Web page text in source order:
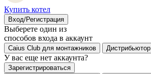
Купить котел
Вход/Регистрация
Выберете один из
способов входа в аккаунт
Caius Club для монтажников Дистрибьютор
У вас еще нет аккаунта?
Зарегистрироваться